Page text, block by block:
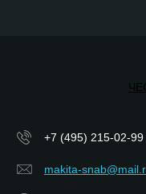
+7 (495) 215-02-99
makita-